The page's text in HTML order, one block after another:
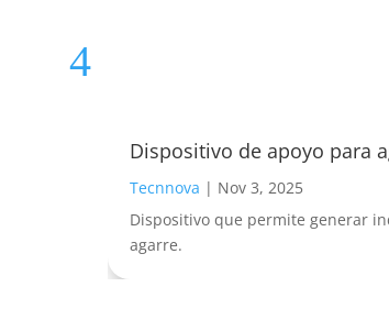
Dispositivo de apoyo para
Tecnnova | Nov 3, 2025
Dispositivo que permite generar
agarre.